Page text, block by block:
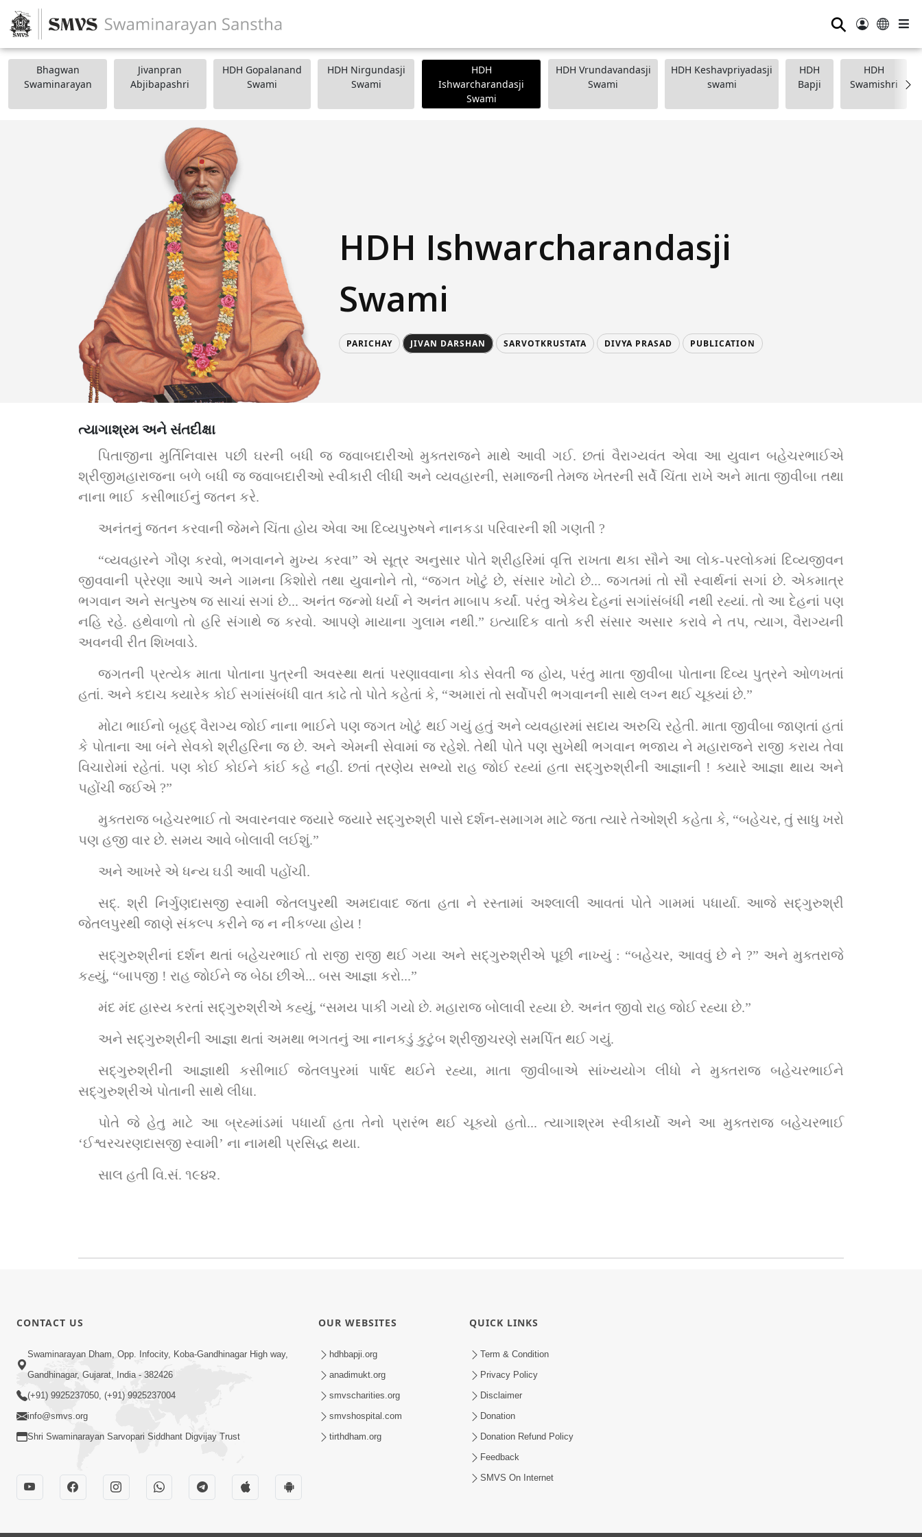
⚲
Bhagwan
Swaminarayan
Jivanpran
Abjibapashri
HDH Gopalanand
Swami
HDH Nirgundasji
Swami
HDH
Ishwarcharandasji
Swami
HDH Vrundavandasji
Swami
HDH Keshavpriyadasji
swami
HDH
Bapji
HDH
Swamishri
HDH Ishwarcharandasji
Swami
PARICHAY JIVAN DARSHAN SARVOTKRUSTATA DIVYA PRASAD PUBLICATION
ત્યાગાશ્રમ અને સંતદીક્ષા
પિતાજીના મુર્તિનિવાસ પછી ઘરની બધી જ જવાબદારીઓ મુક્તરાજને માથે આવી ગઈ. છતાં વૈરાગ્યવંત એવા આ યુવાન બહેચરભાઈએ
શ્રીજીમહારાજના બળે બધી જ જવાબદારીઓ સ્વીકારી લીધી અને વ્યવહારની, સમાજની તેમજ ખેતરની સર્વે ચિંતા રાખે અને માતા જીવીબા તથા
નાના ભાઈ  કસીભાઈનું જતન કરે.
અનંતનું જતન કરવાની જેમને ચિંતા હોય એવા આ દિવ્યપુરુષને નાનકડા પરિવારની શી ગણતી ?
“વ્યવહારને ગૌણ કરવો, ભગવાનને મુખ્ય કરવા” એ સૂત્ર અનુસાર પોતે શ્રીહરિમાં વૃત્તિ રાખતા થકા સૌને આ લોક-પરલોકમાં દિવ્યજીવન
જીવવાની પ્રેરણા આપે અને ગામના કિશોરો તથા યુવાનોને તો, “જગત ખોટું છે, સંસાર ખોટો છે... જગતમાં તો સૌ સ્વાર્થનાં સગાં છે. એકમાત્ર
ભગવાન અને સત્પુરુષ જ સાચાં સગાં છે... અનંત જન્મો ધર્યા ને અનંત માબાપ કર્યાં. પરંતુ એકેય દેહનાં સગાંસંબંધી નથી રહ્યાં. તો આ દેહનાં પણ
નહિ રહે. હથેવાળો તો હરિ સંગાથે જ કરવો. આપણે માયાના ગુલામ નથી.” ઇત્યાદિક વાતો કરી સંસાર અસાર કરાવે ને તપ, ત્યાગ, વૈરાગ્યની
અવનવી રીત શિખવાડે.
જગતની પ્રત્યેક માતા પોતાના પુત્રની અવસ્થા થતાં પરણાવવાના કોડ સેવતી જ હોય, પરંતુ માતા જીવીબા પોતાના દિવ્ય પુત્રને ઓળખતાં
હતાં. અને કદાચ ક્યારેક કોઈ સગાંસંબંધી વાત કાઢે તો પોતે કહેતાં કે, “અમારાં તો સર્વોપરી ભગવાનની સાથે લગ્ન થઈ ચૂક્યાં છે.”
મોટા ભાઈનો બૃહદ્‌ વૈરાગ્ય જોઈ નાના ભાઈને પણ જગત ખોટું થઈ ગયું હતું અને વ્યવહારમાં સદાય અરુચિ રહેતી. માતા જીવીબા જાણતાં હતાં
કે પોતાના આ બંને સેવકો શ્રીહરિના જ છે. અને એમની સેવામાં જ રહેશે. તેથી પોતે પણ સુખેથી ભગવાન ભજાય ને મહારાજને રાજી કરાય તેવા
વિચારોમાં રહેતાં. પણ કોઈ કોઈને કાંઈ કહે નહીં. છતાં ત્રણેય સભ્યો રાહ જોઈ રહ્યાં હતા સદ્‌ગુરુશ્રીની આજ્ઞાની ! ક્યારે આજ્ઞા થાય અને
પહોંચી જઈએ ?”
મુક્તરાજ બહેચરભાઈ તો અવારનવાર જ્યારે જ્યારે સદ્‌ગુરુશ્રી પાસે દર્શન-સમાગમ માટે જતા ત્યારે તેઓશ્રી કહેતા કે, “બહેચર, તું સાધુ ખરો
પણ હજી વાર છે. સમય આવે બોલાવી લઈશું.”
અને આખરે એ ધન્ય ઘડી આવી પહોંચી.
સદ્‌. શ્રી નિર્ગુણદાસજી સ્વામી જેતલપુરથી અમદાવાદ જતા હતા ને રસ્તામાં અશ્લાલી આવતાં પોતે ગામમાં પધાર્યા. આજે સદ્‌ગુરુશ્રી
જેતલપુરથી જાણે સંકલ્પ કરીને જ ન નીકળ્યા હોય !
સદ્‌ગુરુશ્રીનાં દર્શન થતાં બહેચરભાઈ તો રાજી રાજી થઈ ગયા અને સદ્‌ગુરુશ્રીએ પૂછી નાખ્યું : “બહેચર, આવવું છે ને ?” અને મુક્તરાજે
કહ્યું, “બાપજી ! રાહ જોઈને જ બેઠા છીએ... બસ આજ્ઞા કરો...”
મંદ મંદ હાસ્ય કરતાં સદ્‌ગુરુશ્રીએ કહ્યું, “સમય પાકી ગયો છે. મહારાજ બોલાવી રહ્યા છે. અનંત જીવો રાહ જોઈ રહ્યા છે.”
અને સદ્‌ગુરુશ્રીની આજ્ઞા થતાં અમથા ભગતનું આ નાનકડું કુટુંબ શ્રીજીચરણે સમર્પિત થઈ ગયું.
સદ્‌ગુરુશ્રીની આજ્ઞાથી કસીભાઈ જેતલપુરમાં પાર્ષદ થઈને રહ્યા, માતા જીવીબાએ સાંખ્યયોગ લીધો ને મુક્તરાજ બહેચરભાઈને
સદ્‌ગુરુશ્રીએ પોતાની સાથે લીધા.
પોતે જે હેતુ માટે આ બ્રહ્માંડમાં પધાર્યા હતા તેનો પ્રારંભ થઈ ચૂક્યો હતો... ત્યાગાશ્રમ સ્વીકાર્યો અને આ મુક્તરાજ બહેચરભાઈ
‘ઈશ્વરચરણદાસજી સ્વામી’ ના નામથી પ્રસિદ્ધ થયા.
સાલ હતી વિ.સં. ૧૯૪૨.
CONTACT US
Swaminarayan Dham, Opp. Infocity, Koba-Gandhinagar High way,
Gandhinagar, Gujarat, India - 382426
(+91) 9925237050, (+91) 9925237004
info@smvs.org
Shri Swaminarayan Sarvopari Siddhant Digvijay Trust
OUR WEBSITES
hdhbapji.org
anadimukt.org
smvscharities.org
smvshospital.com
tirthdham.org
QUICK LINKS
Term & Condition
Privacy Policy
Disclaimer
Donation
Donation Refund Policy
Feedback
SMVS On Internet